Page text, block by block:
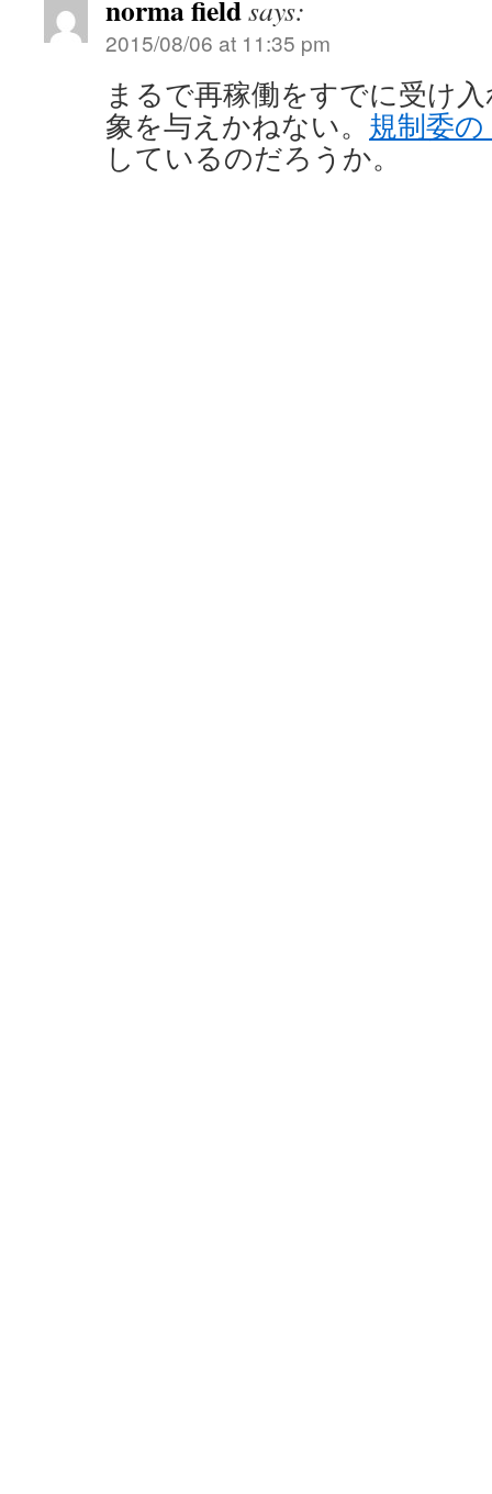
norma fieldsays:
2015/08/06 at 11:35 pm
まるで再稼働をすでに受け
象を与えかねない。 規制委
しているのだろうか。